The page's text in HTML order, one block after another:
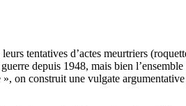
tentatives d’actes meurtriers
depuis 1948, mais bien
on construit une vulgate